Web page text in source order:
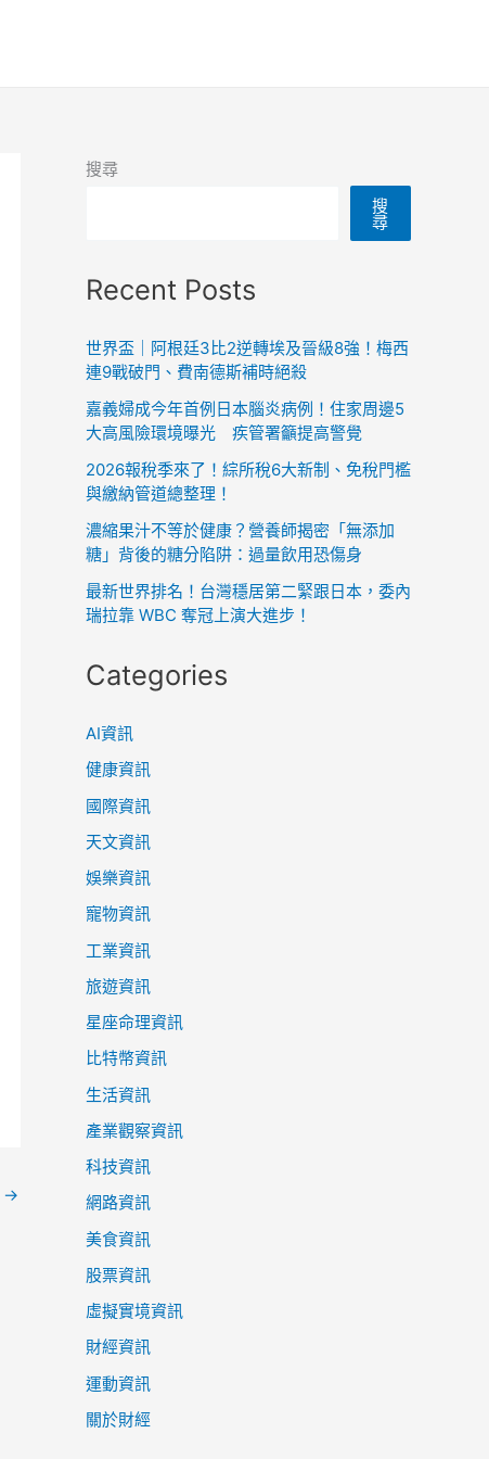
→
搜尋
搜
尋
Recent Posts
世界盃｜阿根廷3比2逆轉埃及晉級8強！梅西
連9戰破門、費南德斯補時絕殺
嘉義婦成今年首例日本腦炎病例！住家周邊5
大高風險環境曝光 疾管署籲提高警覺
2026報稅季來了！綜所稅6大新制、免稅門檻
與繳納管道總整理！
濃縮果汁不等於健康？營養師揭密「無添加
糖」背後的糖分陷阱：過量飲用恐傷身
最新世界排名！台灣穩居第二緊跟日本，委內
瑞拉靠 WBC 奪冠上演大進步！
Categories
AI資訊
健康資訊
國際資訊
天文資訊
娛樂資訊
寵物資訊
工業資訊
旅遊資訊
星座命理資訊
比特幣資訊
生活資訊
產業觀察資訊
科技資訊
網路資訊
美食資訊
股票資訊
虛擬實境資訊
財經資訊
運動資訊
關於財經